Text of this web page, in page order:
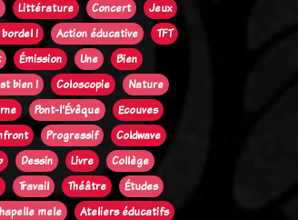
Littérature Concert
Jeux
! Action éducative
TFT
Émission Une
Bien
bien !
Coloscopie
Nature
Pont-l'Évêque
Ecouves
Progressif
Coldwave
Dessin Livre
Collège
Travail Théâtre
Études
mele
Ateliers éducatifs